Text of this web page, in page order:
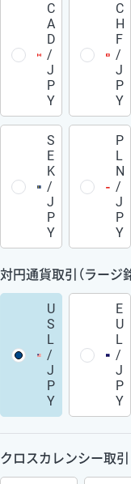
C
A
D
/
J
P
Y
C
H
F
/
J
P
Y
S
E
K
/
J
P
Y
P
L
N
/
J
P
Y
対円通貨取引（ラージ
U
S
L
/
J
P
Y
E
U
L
/
J
P
Y
クロスカレンシー取引